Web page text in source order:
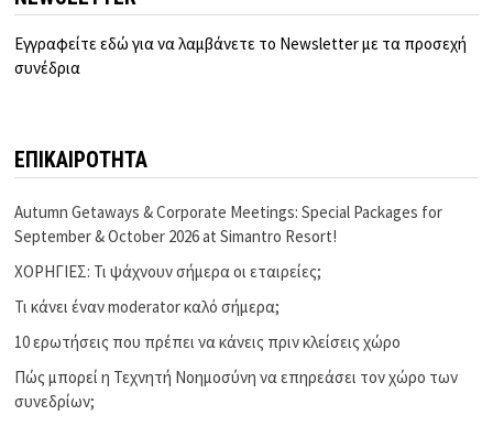
Εγγραφείτε εδώ για να λαμβάνετε το Newsletter με τα προσεχή
συνέδρια
ΕΠΙΚΑΙΡΟΤΗΤΑ
Autumn Getaways & Corporate Meetings: Special Packages for
September & October 2026 at Simantro Resort!
ΧΟΡΗΓΙΕΣ: Τι ψάχνουν σήμερα οι εταιρείες;
Τι κάνει έναν moderator καλό σήμερα;
10 ερωτήσεις που πρέπει να κάνεις πριν κλείσεις χώρο
Πώς μπορεί η Τεχνητή Νοημοσύνη να επηρεάσει τον χώρο των
συνεδρίων;